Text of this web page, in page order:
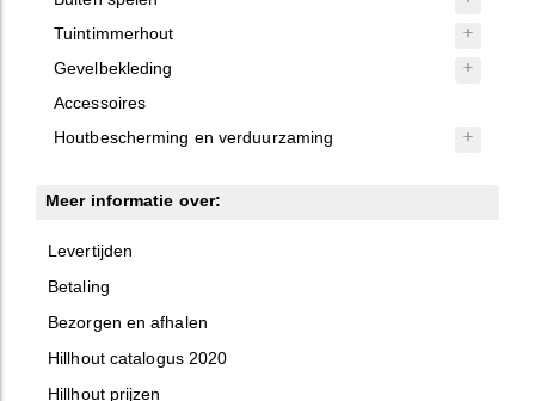
Tuintimmerhout
Gevelbekleding
Accessoires
Houtbescherming en verduurzaming
Meer informatie over:
Levertijden
Betaling
Bezorgen en afhalen
Hillhout catalogus 2020
Hillhout prijzen